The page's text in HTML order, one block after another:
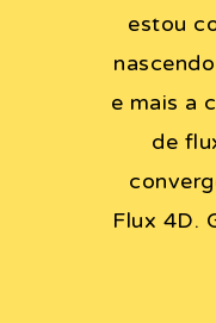
estou
e mais a
de
Flux 4D.